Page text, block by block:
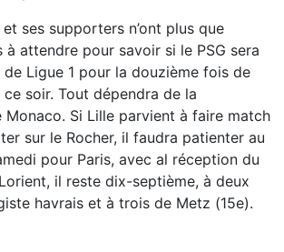
ses supporters n’ont plus que
à attendre pour savoir si le PSG sera
Ligue 1 pour la douzième fois de
soir. Tout dépendra de la
Monaco. Si Lille parvient à faire match
sur le Rocher, il faudra patienter au
pour Paris, avec al réception du
il reste dix-septième, à deux
havrais et à trois de Metz (15e).